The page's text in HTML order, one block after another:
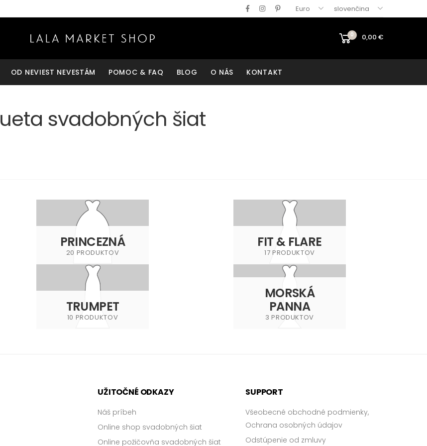
Euro slovenčina
0 0,00 €
OD NEVIEST NEVESTÁM POMOC & FAQ BLOG O NÁS KONTAKT
svadobných šiat
PRINCEZNÁ
20 PRODUKTOV
FIT & FLARE
17 PRODUKTOV
TRUMPET
10 PRODUKTOV
MORSKÁ
PANNA
3 PRODUKTOV
UŽITOČNÉ ODKAZY
Náš príbeh
Online shop svadobných šiat
Online požičovňa svadobných šiat
SUPPORT
Všeobecné obchodné podmienky,
Ochrana osobných údajov
Odstúpenie od zmluvy